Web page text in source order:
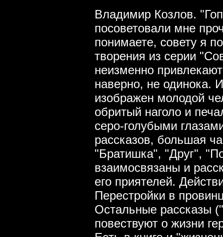
Владимир Козлов.
посоветовали мне
понимаете, совету я
творения из серии
неизменно
наверно, не одинока.
изображен молодой
обритый наголо и
серо-голубыми
рассказов, большая
"Братишка", "Друг",
взаимосвязаны и
его приятелей.
Перестройки в
Остальные рассказы
повествуют о жизни